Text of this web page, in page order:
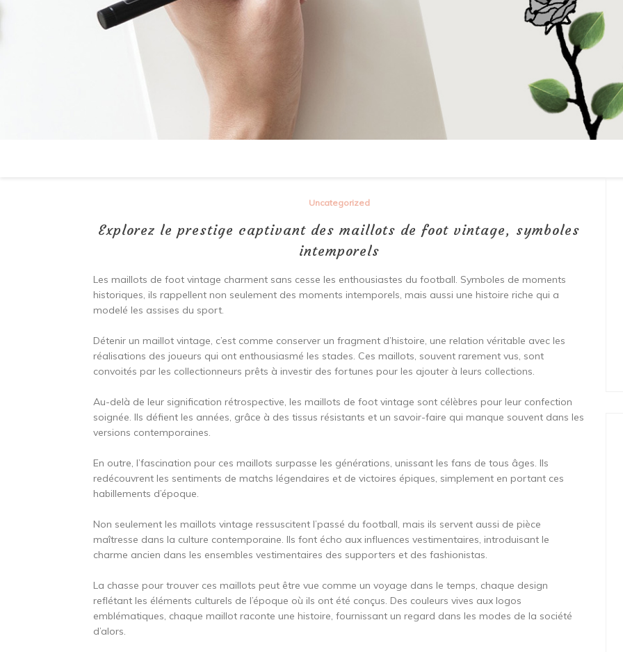
Uncategorized
Explorez le prestige captivant des maillots de foot vintage, symboles
intemporels
Les maillots de foot vintage charment sans cesse les enthousiastes du football. Symboles de moments
historiques, ils rappellent non seulement des moments intemporels, mais aussi une histoire riche qui a
modelé les assises du sport.
Détenir un maillot vintage, c’est comme conserver un fragment d’histoire, une relation véritable avec les
réalisations des joueurs qui ont enthousiasmé les stades. Ces maillots, souvent rarement vus, sont
convoités par les collectionneurs prêts à investir des fortunes pour les ajouter à leurs collections.
Au-delà de leur signification rétrospective, les maillots de foot vintage sont célèbres pour leur confection
soignée. Ils défient les années, grâce à des tissus résistants et un savoir-faire qui manque souvent dans les
versions contemporaines.
En outre, l’fascination pour ces maillots surpasse les générations, unissant les fans de tous âges. Ils
redécouvrent les sentiments de matchs légendaires et de victoires épiques, simplement en portant ces
habillements d’époque.
Non seulement les maillots vintage ressuscitent l’passé du football, mais ils servent aussi de pièce
maîtresse dans la culture contemporaine. Ils font écho aux influences vestimentaires, introduisant le
charme ancien dans les ensembles vestimentaires des supporters et des fashionistas.
La chasse pour trouver ces maillots peut être vue comme un voyage dans le temps, chaque design
reflétant les éléments culturels de l’époque où ils ont été conçus. Des couleurs vives aux logos
emblématiques, chaque maillot raconte une histoire, fournissant un regard dans les modes de la société
d’alors.